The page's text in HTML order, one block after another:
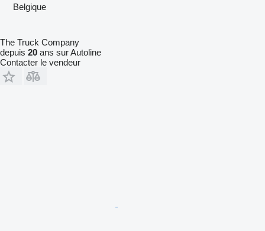
Belgique
The Truck Company
depuis 20 ans sur Autoline
Contacter le vendeur